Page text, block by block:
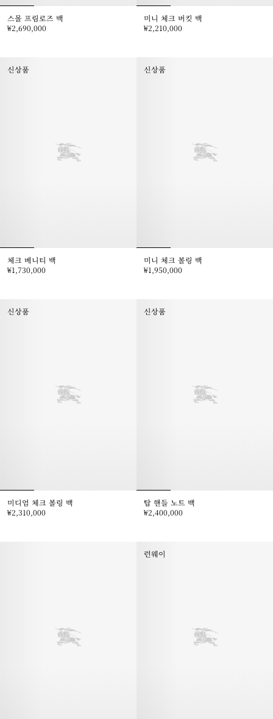
스몰 프림로즈 백
₩2,690,000
미니 체크 버킷 백
₩2,210,000
신상품
체크 베니티 백
₩1,730,000
신상품
미니 체크 볼링 백
₩1,950,000
신상품
미디엄 체크 볼링 백
₩2,310,000
신상품
탑 핸들 노트 백
₩2,400,000
런웨이